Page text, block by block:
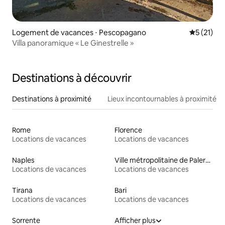
Logement de vacances ⋅ Pescopagano
5 (21)
Villa panoramique « Le Ginestrelle »
Destinations à découvrir
Destinations à proximité Lieux incontournables à proximité
Rome
Locations de vacances
Florence
Locations de vacances
Naples
Locations de vacances
Ville métropolitaine de Palerme
Locations de vacances
Tirana
Locations de vacances
Bari
Locations de vacances
Sorrente Afficher plus